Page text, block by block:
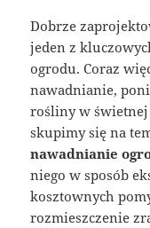
Dobrze
jeden z
ogrodu. Coraz
nawadnianie,
rośliny w
skupimy się na
nawadnianie
niego w sposób
kosztownych
rozmieszczenie